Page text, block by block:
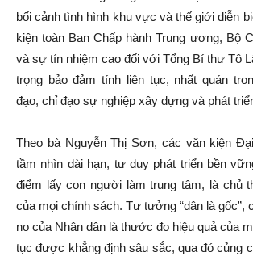
bối cảnh tình hình khu vực và thế giới diễn
kiện toàn Ban Chấp hành Trung ương, Bộ
và sự tín nhiệm cao đối với Tổng Bí thư Tô
trọng bảo đảm tính liên tục, nhất quán
đạo, chỉ đạo sự nghiệp xây dựng và phát
Theo bà Nguyễn Thị Sơn, các văn kiện
tầm nhìn dài hạn, tư duy phát triển bền
điểm lấy con người làm trung tâm, là chủ
của mọi chính sách. Tư tưởng “dân là gốc”,
no của Nhân dân là thước đo hiệu quả của
tục được khẳng định sâu sắc, qua đó củng